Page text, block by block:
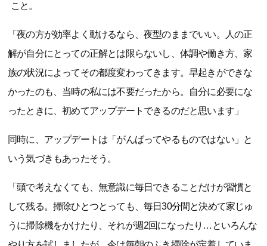
こと。
「夜の方が効率よく動けるなら、夜型のままでいい。人の正
解が自分にとっての正解とは限らないし、体調や働き方、家
族の状況によってその都度変わってきます。早起きができな
かったのも、当時の私には不要だったから。自分に必要にな
ったときに、初めてアップデートできるのだと思います」
同時に、アップデートは「がんばってやるものではない」と
いう気づきもあったそう。
「頭で考えなくても、無意識に毎日できることだけが習慣と
して残る。掃除ひとつとっても、毎日30分間と決めて家じゅ
うに掃除機をかけたり、それが週2回になったり…といろんな